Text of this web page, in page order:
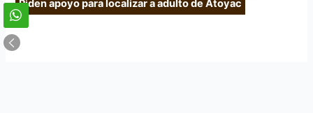
Piden apoyo para localizar a adulto de Atoyac